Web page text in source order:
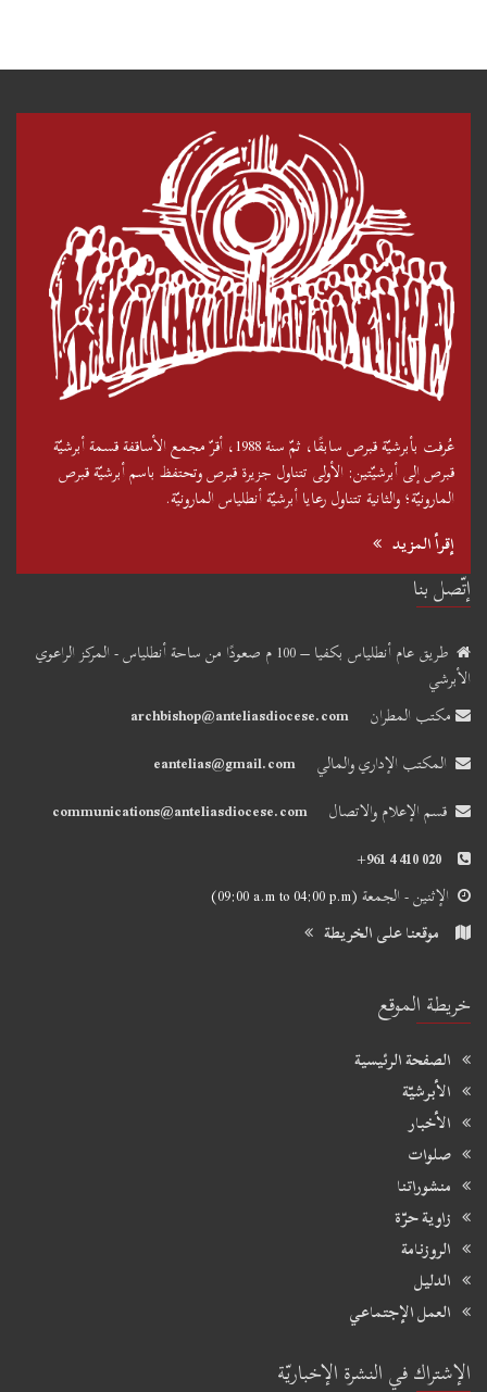
عُرفت بأبرشيّة قبرص سابقًا، ثمّ سنة 1988، أقرّ مجمع الأساقفة قسمة أبرشيّة
قبرص إلى أبرشيّتين: الأولى تتناول جزيرة قبرص وتحتفظ باسم أبرشيّة قبرص
المارونيّة؛ والثانية تتناول رعايا أبرشيّة أنطلياس المارونيّة.
إقرأ المزيد
إتّصل بنا
طريق عام أنطلياس بكفيا – 100 م صعودًا من ساحة أنطلياس - المركز الراعوي
الأبرشي
مكتب المطران
archbishop@anteliasdiocese.com
المكتب الإداري والمالي
eantelias@gmail.com
قسم الإعلام والاتصال
communications@anteliasdiocese.com
+961 4 410 020
الإثنين - الجمعة(09:00 a.m to 04:00 p.m)
موقعنا على الخريطة
خريطة الموقع
الصفحة الرئيسية
الأبرشيّة
الأخبار
صلوات
منشوراتنا
زاوية حرّة
الروزنامة
الدليل
العمل الإجتماعي
الإشتراك في النشرة الإخباريّة